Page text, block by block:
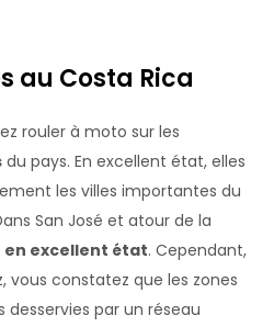
au Costa Rica
rouler à moto sur les
du pays. En excellent état, elles
les villes importantes du
San José et atour de la
en excellent état. Cependant,
vous constatez que les zones
par un réseau